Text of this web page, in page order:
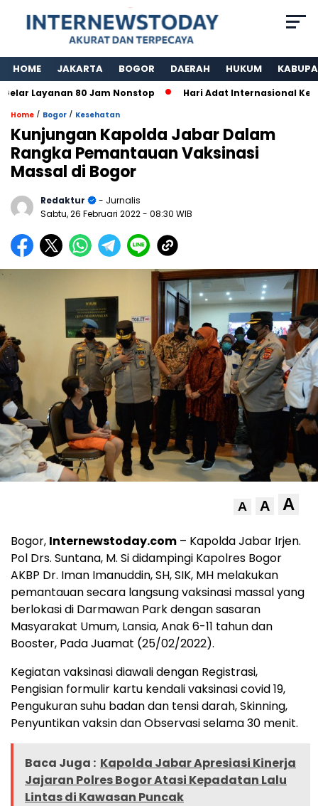
HOME JAKARTA BOGOR DAERAH HUKUM
80 Jam Nonstop Hari Adat Internasional Ke 39
Home / Bogor / Kesehatan
Kunjungan Kapolda Jabar Dalam
Rangka Pemantauan Vaksinasi
Massal di Bogor
Redaktur
- Jurnalis
Sabtu, 26 Februari 2022- 08:30 WIB
A A A
Bogor, Internewstoday.com – Kapolda Jabar Irjen.
Pol Drs. Suntana, M. Si didampingi Kapolres Bogor
AKBP Dr. Iman Imanuddin, SH, SIK, MH melakukan
pemantauan secara langsung vaksinasi massal yang
berlokasi di Darmawan Park dengan sasaran
Masyarakat Umum, Lansia, Anak 6-11 tahun dan
Booster, Pada Juamat (25/02/2022).
Kegiatan vaksinasi diawali dengan Registrasi,
Pengisian formulir kartu kendali vaksinasi covid 19,
Pengukuran suhu badan dan tensi darah, Skinning,
Penyuntikan vaksin dan Observasi selama 30 menit.
Baca Juga : Kapolda Jabar Apresiasi Kinerja
Jajaran Polres Bogor Atasi Kepadatan Lalu
Lintas di Kawasan Puncak